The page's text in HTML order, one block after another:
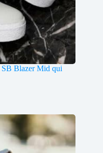
SB Blazer Mid qui